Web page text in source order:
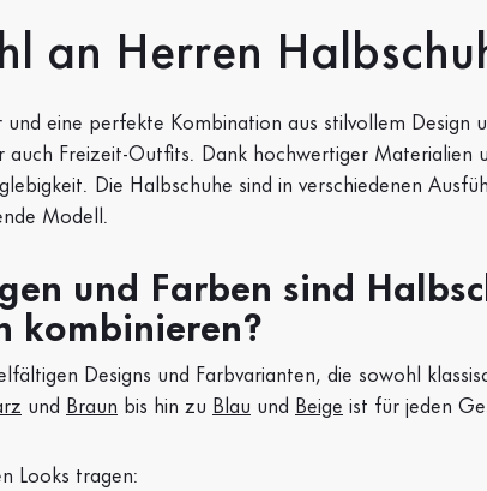
an Herren
und eine perfekte Kombination aus stilvollem Design
auch Freizeit-Outfits. Dank hochwertiger Materialien
Die Halbschuhe sind in verschiedenen
Modell.
und Farben sind
kombinieren?
Designs und Farbvarianten, die sowohl
und Braun bis hin zu Blau und Beige ist für jeden
Looks tragen: